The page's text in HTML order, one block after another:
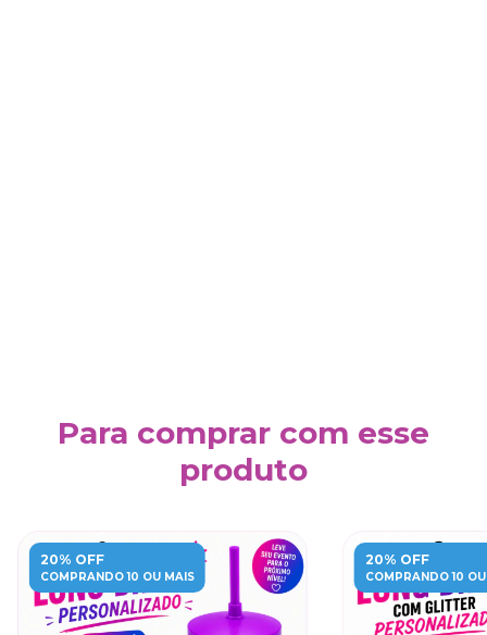
Para comprar com esse
produto
20% OFF
COMPRANDO 10 OU MAIS
20% OFF
COMPRANDO 10